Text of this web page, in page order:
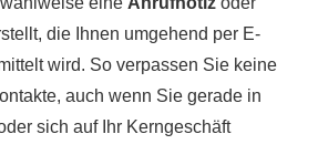
die Ihnen umgehend per E-
wird. So verpassen Sie keine
auch wenn Sie gerade in
sich auf Ihr Kerngeschäft